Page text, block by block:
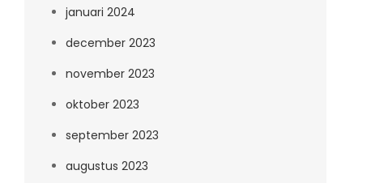
januari 2024
december 2023
november 2023
oktober 2023
september 2023
augustus 2023